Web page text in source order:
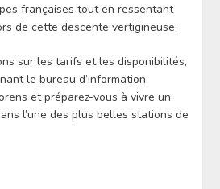
françaises tout en ressentant
de cette descente vertigineuse.
sur les tarifs et les disponibilités,
le bureau d’information
et préparez-vous à vivre un
l’une des plus belles stations de